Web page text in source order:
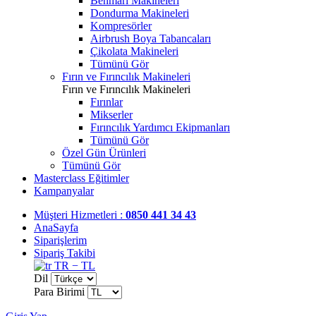
Dondurma Makineleri
Kompresörler
Airbrush Boya Tabancaları
Çikolata Makineleri
Tümünü Gör
Fırın ve Fırıncılık Makineleri
Fırın ve Fırıncılık Makineleri
Fırınlar
Mikserler
Fırıncılık Yardımcı Ekipmanları
Tümünü Gör
Özel Gün Ürünleri
Tümünü Gör
Masterclass Eğitimler
Kampanyalar
Müşteri Hizmetleri : 0850 441 34 43
AnaSayfa
Siparişlerim
Sipariş Takibi
TR − TL
Dil
Para Birimi